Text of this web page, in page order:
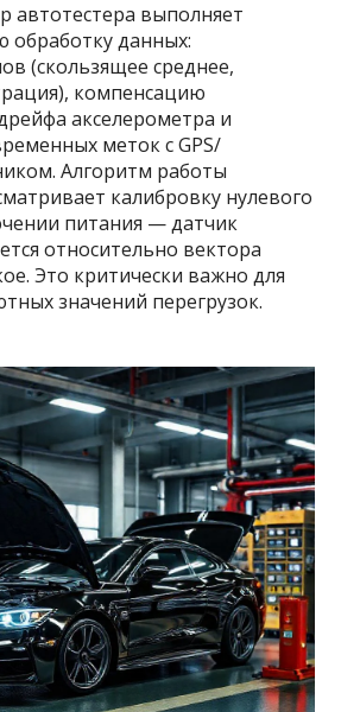
автотестера выполняет
обработку данных:
(скользящее среднее,
компенсацию
акселерометра и
меток с GPS/
Алгоритм работы
калибровку нулевого
питания — датчик
относительно вектора
Это критически важно для
значений перегрузок.